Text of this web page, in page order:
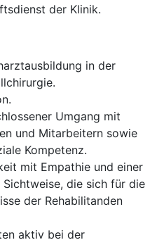
der Klinik.
in der
Umgang mit
und Mitarbeitern sowie
Kompetenz.
mit Empathie und einer
die sich für die
der Rehabilitanden
aktiv bei der